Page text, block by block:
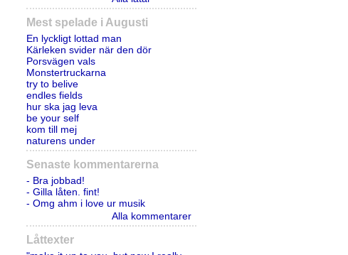
Mest spelade i Augusti
En lyckligt lottad man
Kärleken svider när den dör
Porsvägen vals
Monstertruckarna
try to belive
endles fields
hur ska jag leva
be your self
kom till mej
naturens under
Senaste kommentarerna
- Bra jobbad!
- Gilla låten. fint!
- Omg ahm i love ur musik
Alla kommentarer
Låttexter